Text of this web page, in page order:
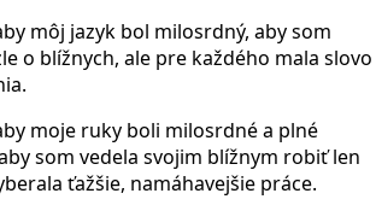
môj jazyk bol milosrdný, aby som
o blížnych, ale pre každého mala slovo
moje ruky boli milosrdné a plné
som vedela svojim blížnym robiť len
ťažšie, namáhavejšie práce.